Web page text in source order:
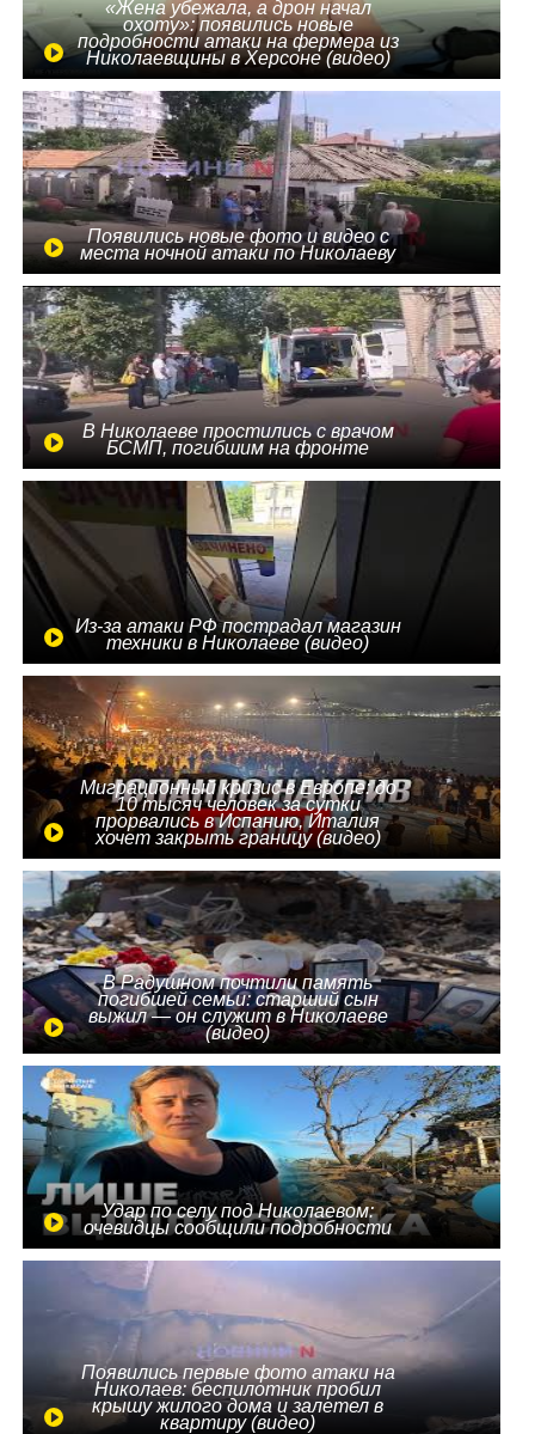
«Жена убежала, а дрон начал
охоту»: появились новые
подробности атаки на фермера из
Николаевщины в Херсоне (видео)
Появились новые фото и видео с
места ночной атаки по Николаеву
В Николаеве простились с врачом
БСМП, погибшим на фронте
Из-за атаки РФ пострадал магазин
техники в Николаеве (видео)
Миграционный кризис в Европе: до
10 тысяч человек за сутки
прорвались в Испанию, Италия
хочет закрыть границу (видео)
В Радушном почтили память
погибшей семьи: старший сын
выжил — он служит в Николаеве
(видео)
Удар по селу под Николаевом:
очевидцы сообщили подробности
Появились первые фото атаки на
Николаев: беспилотник пробил
крышу жилого дома и залетел в
квартиру (видео)